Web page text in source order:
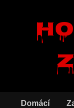
Domácí